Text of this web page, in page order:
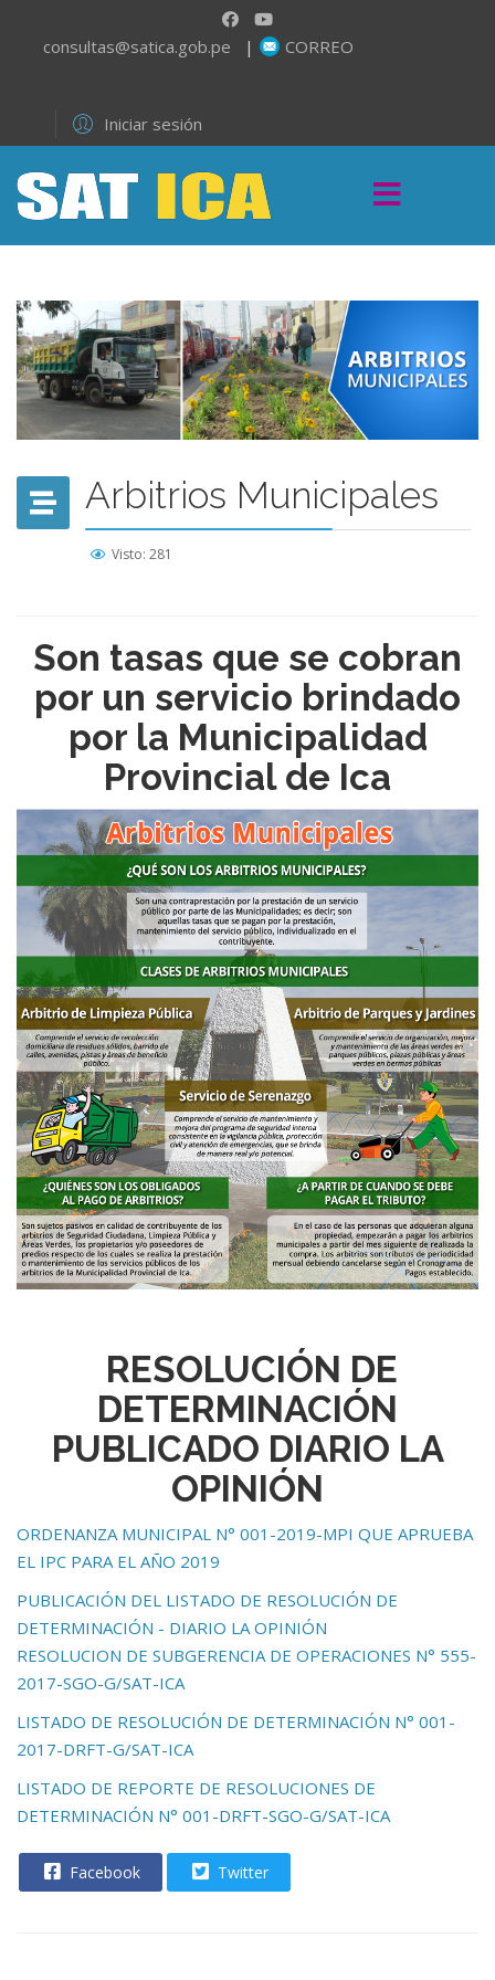
consultas@satica.gob.pe | CORREO
Iniciar sesión
Arbitrios Municipales
Visto: 281
Son tasas que se cobran
por un servicio brindado
por la Municipalidad
Provincial de Ica
RESOLUCIÓN DE
DETERMINACIÓN
PUBLICADO DIARIO LA
OPINIÓN
ORDENANZA MUNICIPAL N° 001-2019-MPI QUE APRUEBA
EL IPC PARA EL AÑO 2019
PUBLICACIÓN DEL LISTADO DE RESOLUCIÓN DE
DETERMINACIÓN - DIARIO LA OPINIÓN
RESOLUCION DE SUBGERENCIA DE OPERACIONES N° 555-
2017-SGO-G/SAT-ICA
LISTADO DE RESOLUCIÓN DE DETERMINACIÓN N° 001-
2017-DRFT-G/SAT-ICA
LISTADO DE REPORTE DE RESOLUCIONES DE
DETERMINACIÓN N° 001-DRFT-SGO-G/SAT-ICA
Facebook Twitter